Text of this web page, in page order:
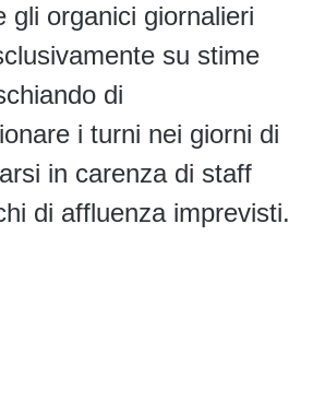
gli organici giornalieri
su stime
di
i turni nei giorni di
in carenza di staff
di affluenza imprevisti.